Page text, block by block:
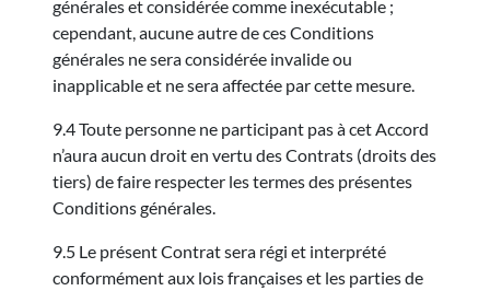
générales et considérée comme inexécutable ;
cependant, aucune autre de ces Conditions
générales ne sera considérée invalide ou
inapplicable et ne sera affectée par cette mesure.
9.4 Toute personne ne participant pas à cet Accord
n’aura aucun droit en vertu des Contrats (droits des
tiers) de faire respecter les termes des présentes
Conditions générales.
9.5 Le présent Contrat sera régi et interprété
conformément aux lois françaises et les parties de